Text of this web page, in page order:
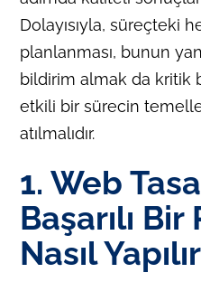
Dolayısıyla, süreçteki
planlanması, bunun
bildirim almak da kritik
etkili bir sürecin
atılmalıdır.
1. Web
Başarılı
Nasıl